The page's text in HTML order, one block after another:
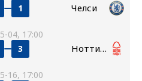
1 Челси
04, 17:00
3 Ноттингем Форест
16, 17:00